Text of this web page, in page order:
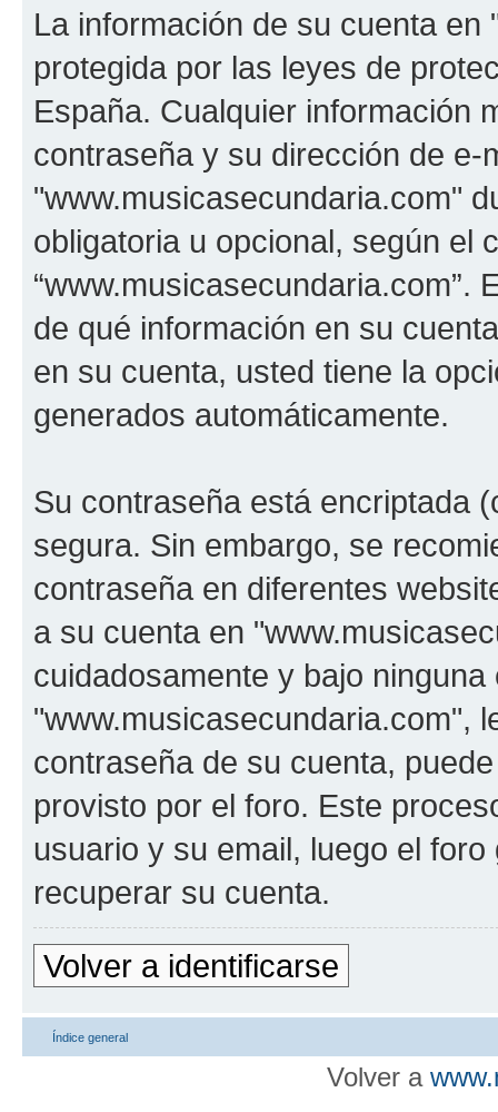
La información de su cuenta
protegida por las leyes de
España. Cualquier información
contraseña y su dirección de e-
"www.musicasecundaria.com"
obligatoria u opcional, según el
“www.musicasecundaria.com”.
de qué información en su
en su cuenta, usted tiene la
generados automáticamente.
Su contraseña está encriptada
segura. Sin embargo, se
contraseña en diferentes
a su cuenta en
cuidadosamente y bajo
"www.musicasecundaria.com",
contraseña de su cuenta,
provisto por el foro. Este
usuario y su email, luego el
recuperar su cuenta.
Volver a identificarse
Índice general
Volver a